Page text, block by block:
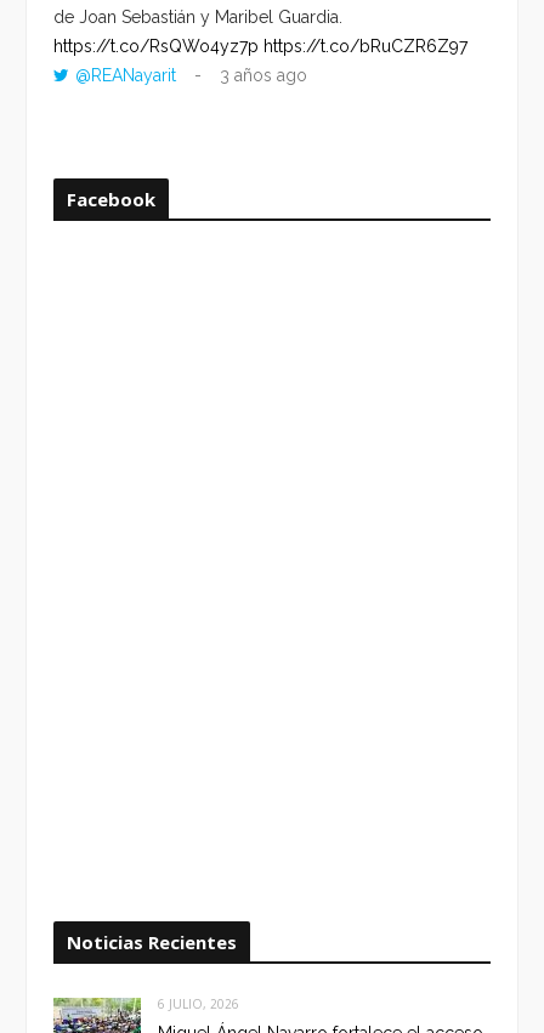
de Joan Sebastián y Maribel Guardia.
https://t.co/RsQWo4yz7p https://t.co/bRuCZR6Z97
@REANayarit
3 años ago
Facebook
Noticias Recientes
6 JULIO, 2026